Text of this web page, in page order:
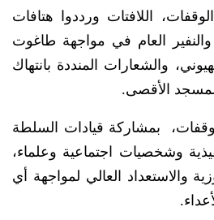
اللافتات ورددوا هتافات
والنفير العام في مواجهة طاغوت
والشعارات المنددة بانتهاك
الأقصى.
بمشاركة قيادات السلطة
وشخصيات اجتماعية وعلماء،
والاستعداد العالي لمواجهة أي